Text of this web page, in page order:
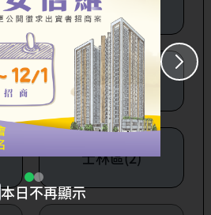
萬華區(1)
士林區(2)
本日不再顯示